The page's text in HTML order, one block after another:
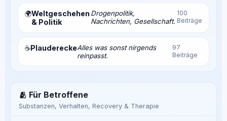
🌍Weltgeschehen
& Politik
Drogenpolitik,
Nachrichten, Gesellschaft.
100
Beiträge
☕PlaudereckeAlles was sonst nirgends
reinpasst.
97
Beiträge
🫂 Für Betroffene
Substanzen, Verhalten, Recovery & Therapie